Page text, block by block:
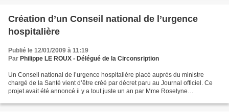
Création d’un Conseil national de l’urgence
hospitalière
Publié le 12/01/2009 à 11:19
Par Philippe LE ROUX - Délégué de la Circonsription
Un Conseil national de l’urgence hospitalière placé auprès du ministre
chargé de la Santé vient d’être créé par décret paru au Journal officiel. Ce
projet avait été annoncé ii y a tout juste un an par Mme Roselyne